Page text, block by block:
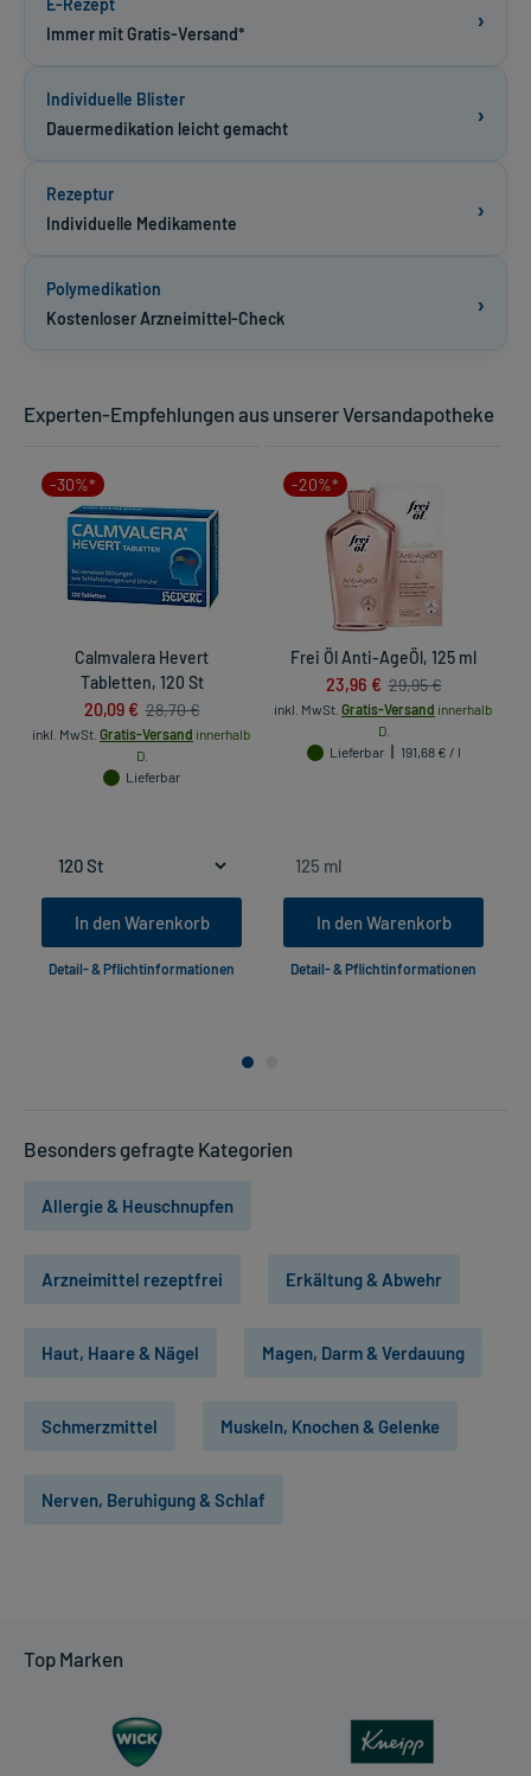
Immer mit Gratis-Versand*
›
Individuelle Blister
Dauermedikation leicht gemacht
›
Rezeptur
Individuelle Medikamente
›
Polymedikation
Kostenloser Arzneimittel-Check
›
Experten-Empfehlungen aus unserer Versandapotheke
-30%*
Calmvalera Hevert
Tabletten, 120 St
20,09 € 28,70 €
inkl. MwSt. Gratis-Versand innerhalb
D.
Lieferbar
In den Warenkorb
Detail- & Pflichtinformationen
-20%*
Frei Öl Anti-AgeÖl, 125 ml
23,96 € 29,95 €
inkl. MwSt. Gratis-Versand innerhalb
D.
Lieferbar
191,68 € / l
In den Warenkorb
Detail- & Pflichtinformationen
Besonders gefragte Kategorien
Allergie & Heuschnupfen
Arzneimittel rezeptfrei Erkältung & Abwehr
Haut, Haare & Nägel Magen, Darm & Verdauung
Schmerzmittel Muskeln, Knochen & Gelenke
Nerven, Beruhigung & Schlaf
Top Marken